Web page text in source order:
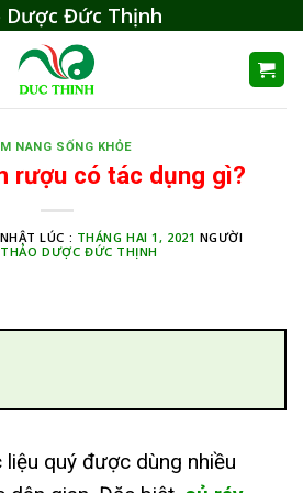
Dược Đức Thịnh
NANG SỐNG KHỎE
rượu có tác dụng gì?
LÚC : THÁNG HAI 1, 2021 NGƯỜI
THẢO DƯỢC ĐỨC THỊNH
quý được dùng nhiều